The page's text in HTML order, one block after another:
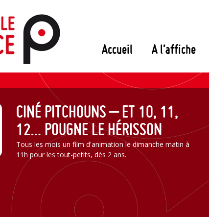
Accueil A l’affiche
CINÉ PITCHOUNS – ET 10, 11,
12… POUGNE LE HÉRISSON
Tous les mois un film d'animation le dimanche matin à
11h pour les tout-petits, dès 2 ans.